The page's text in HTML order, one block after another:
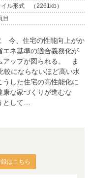
イル形式 （2261kb）
目
今、住宅の性能向上がか
ネ基準の適合義務化が
アップが図られる。 ま
較にならないほど高い水
した住宅の高性能化に
康な家づくりが進むな
として…
はこちら